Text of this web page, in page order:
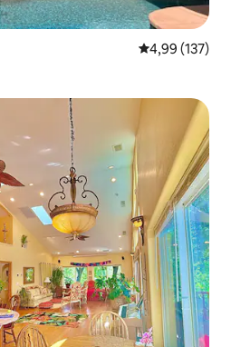
Prosječna
4,99 (137)